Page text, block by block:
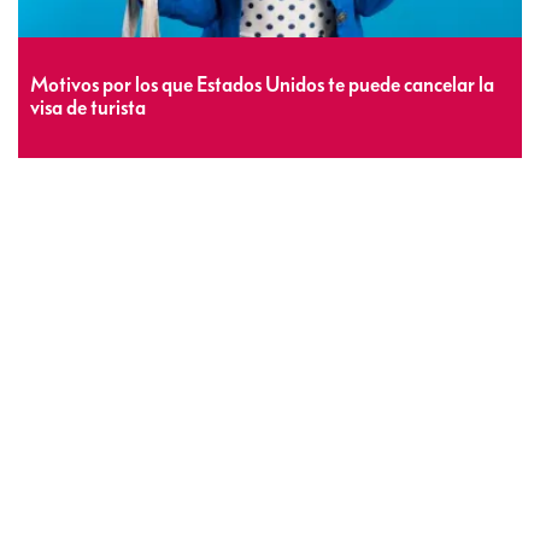
Motivos por los que Estados Unidos te puede cancelar la
visa de turista